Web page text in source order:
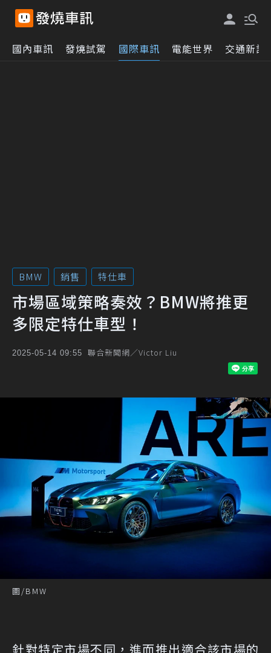
國內車訊 發燒試駕 國際車訊 電能世界 交通新訊
BMW 銷售 特仕車
市場區域策略奏效？BMW將推更
多限定特仕車型！
2025-05-14 09:55 聯合新聞網／Victor Liu
圖/BMW
針對特定市場不同，進而推出適合該市場的